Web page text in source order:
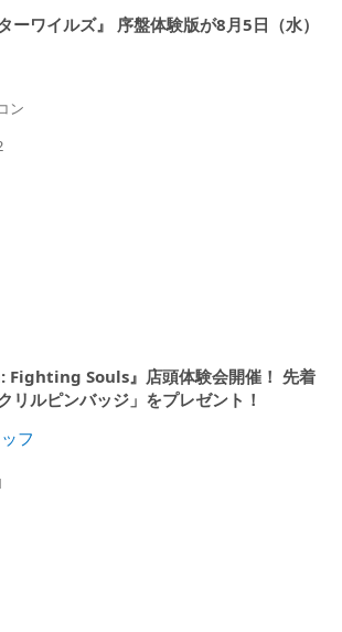
ーワイルズ』 序盤体験版が8月5日（水）
ン
Fighting Souls』店頭体験会開催！ 先着
リルピンバッジ」をプレゼント！
フ